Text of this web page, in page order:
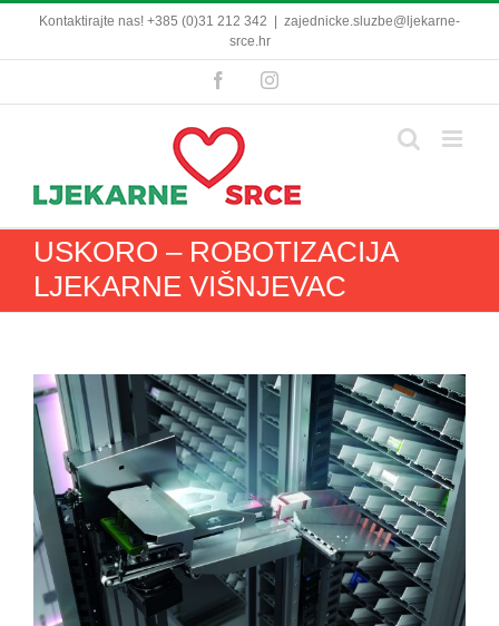
content
Kontaktirajte nas! +385 (0)31 212 342
zajednicke.sluzbe@ljekarne-
srce.hr
FacebookInstagram
USKORO – ROBOTIZACIJA
LJEKARNE VIŠNJEVAC